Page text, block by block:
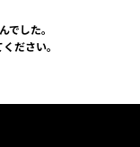
でした。
ださい。